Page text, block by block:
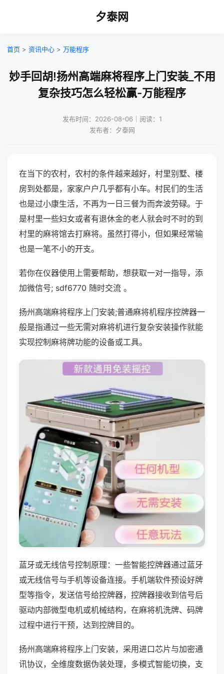
夕泰网
首页 > 资讯中心 > 万能程序
妙手回胡!扬州高端麻将程序上门安装_不用
复杂技巧怎么轻松赢-万能程序
发布时间：2026-08-06｜阅读：1
发布者：夕泰网
在当下的农村，农村的条件越来越好，村里别墅、楼
房到处都是，家家户户几乎都有小车。村民们的生活
也是过小康生活，不再为一日三餐为而奔波劳碌。于
是村里一些妇女或者有退休金的老人就会时不时的到
村里的麻将馆去打麻将。虽然打得小，但如果经常输
也是一笔不小的开支。
若你在仪器使用上需要帮助，想获取一对一指导，添
加微信号; sdf6770 随时交流 。
扬州高端麻将程序上门安装;普通麻将机程序控牌器一
般是指通过一些无需对麻将机进行复杂安装操作就能
实现控制麻将牌功能的设备或工具。
蓝牙或无线信号控制原理：一些智能控牌器通过蓝牙
或无线信号与手机等设备连接。手机端软件预设好牌
型等指令，发送信号给控牌器，控牌器接收到信号后
驱动内部微型电机或机械结构，在麻将机洗牌、码牌
过程中进行干预，达到控牌目的。
扬州高端麻将程序上门安装，采用进口芯片与加密通
讯协议，全维度数据伪装处理，多模式智能切换，支